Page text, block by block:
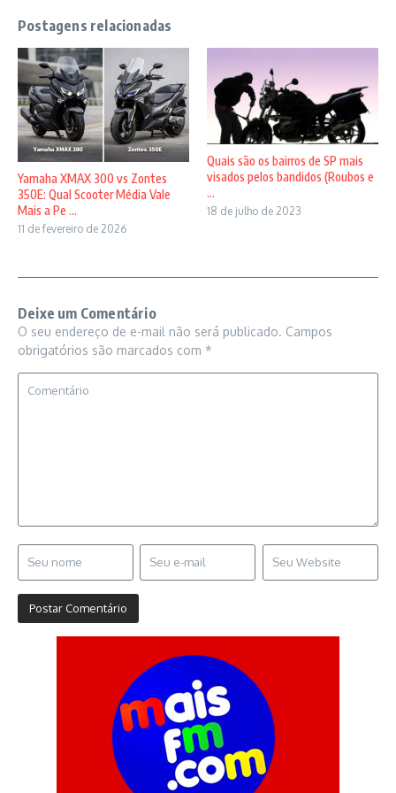
Postagens relacionadas
Yamaha XMAX 300 vs Zontes
350E: Qual Scooter Média Vale
Mais a Pe ...
11 de fevereiro de 2026
Quais são os bairros de SP mais
visados pelos bandidos (Roubos e
...
18 de julho de 2023
Deixe um Comentário
O seu endereço de e-mail não será publicado. Campos
obrigatórios são marcados com *